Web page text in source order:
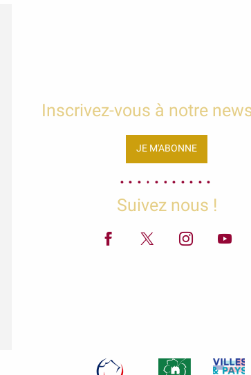
Inscrivez-vous à notre
JE M'ABONNE
Suivez nous !